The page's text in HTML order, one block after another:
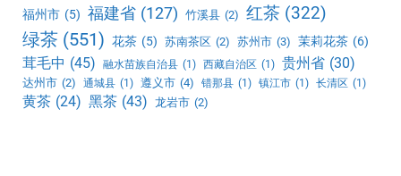
福州市 (5) 福建省 (127) 竹溪县 (2) 红茶 (322)
绿茶 (551) 花茶 (5) 苏南茶区 (2) 苏州市 (3) 茉莉花茶 (6)
茸毛中 (45) 融水苗族自治县 (1) 西藏自治区 (1) 贵州省 (30)
达州市 (2) 通城县 (1) 遵义市 (4) 错那县 (1) 镇江市 (1) 长清区 (1)
黄茶 (24) 黑茶 (43) 龙岩市 (2)